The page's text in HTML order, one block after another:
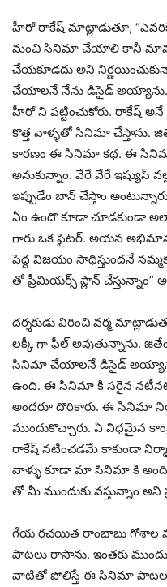
హీరో రాకేష్ మాట్లాడుతూ,
మంచి సినిమా చేయాలి కానీ
చేయకూడదు అని
చేయాలనే నేను డిసైడ్
హీరో ని పట్టించుకోరు. రాకేష్
కొత్త వాళ్ళతో సినిమా చేస్తాను.
కారణం ఈ సినిమా కథ. ఈ
అనుకున్నాం. వేరే వేరే ఇష్యుస్
ఇప్పుడేం బాన్ చేస్తాం
ఏం ఉందొ కూడా చూడకుండా
గారు ఒక ఫైటర్. అయన
పెద్ద విజయం సాధిస్తుందనే
తో ప్రీమియర్స్ ప్లాన్
దర్శకుడు విరించి వర్మ
లక్కీ గా ఫీల్ అవుతున్నాను.
సినిమా చేయాలనే డిసైడ్
ఉంది. ఈ సినిమా కి సరైన
అందరూ దొరికారు. ఈ సినిమా
ముందుకొచ్చారు. ఏ విధమైన
రాకేష్ నటించడమే కాకుండా
వాళ్ళు కూడా మా సినిమా కి
తో మీ ముందుకు వస్తున్నాం అని
గేయ రచయిత రాంబాబు గోశాల
పాటలు రాసాను. ఇంతకు
వాటితో పోలిస్తే ఈ సినిమా